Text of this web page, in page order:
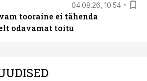
04.08.26, 10:54
tooraine ei tähenda
odavamat toitu